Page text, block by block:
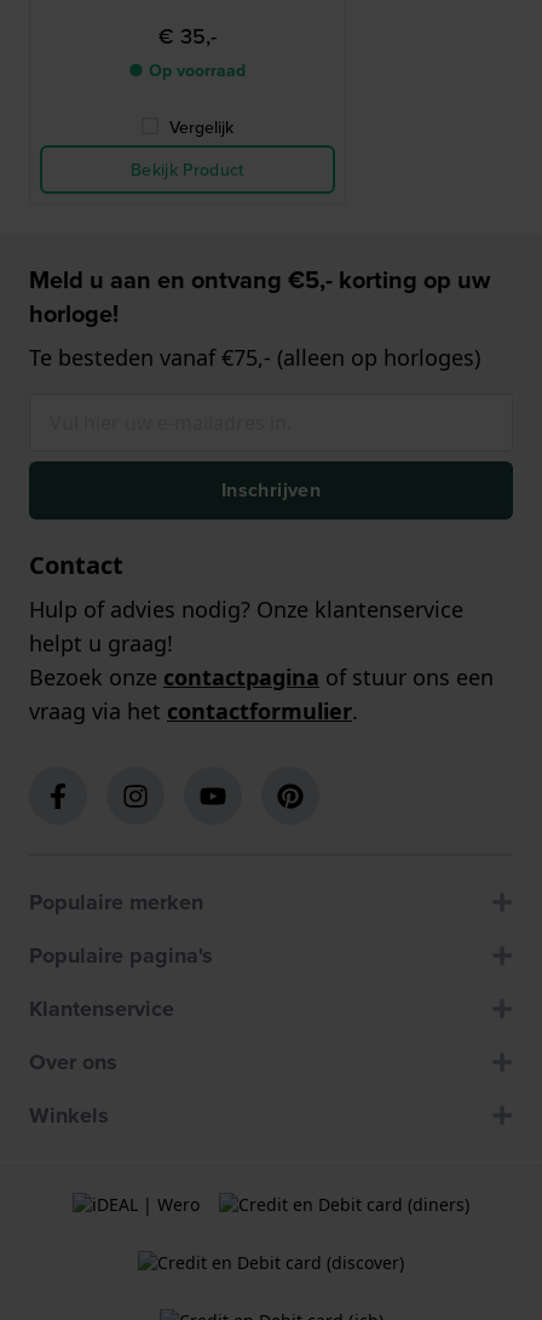
€ 35,-
● Op voorraad
Vergelijk
Bekijk Product
Meld u aan en ontvang €5,- korting op uw
horloge!
Te besteden vanaf €75,- (alleen op horloges)
Inschrijven
Contact
Hulp of advies nodig? Onze klantenservice
helpt u graag!
Bezoek onze contactpagina of stuur ons een
vraag via het contactformulier.
Populaire merken
Populaire pagina's
Klantenservice
Over ons
Winkels